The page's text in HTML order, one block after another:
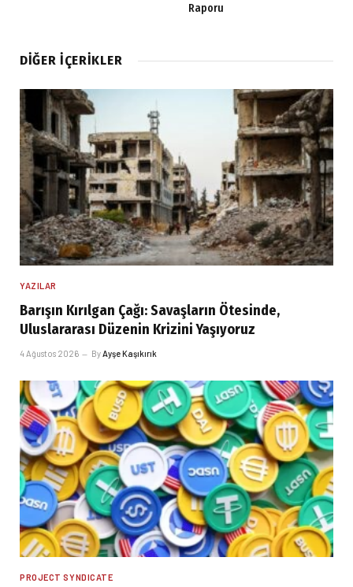
Raporu
DIĞER İÇERIKLER
YAZILAR
Barışın Kırılgan Çağı: Savaşların Ötesinde,
Uluslararası Düzenin Krizini Yaşıyoruz
4 Ağustos 2026 ByAyşe Kaşıkırık
PROJECT SYNDICATE